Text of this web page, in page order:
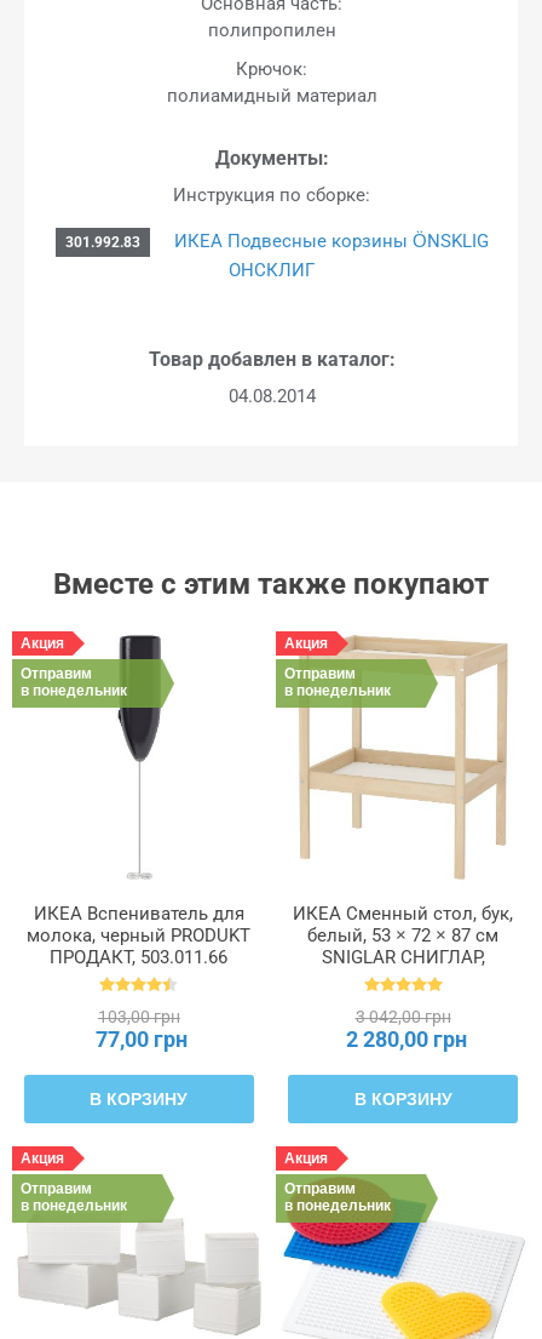
полипропилен
Крючок:
полиамидный материал
Документы:
Инструкция по сборке:
301.992.83
ИКЕА Подвесные корзины ÖNSKLIG
ОНСКЛИГ
Товар добавлен в каталог:
04.08.2014
Вместе с этим также покупают
Акция
Отправим
в понедельник
ИКЕА Вспениватель для
молока, черный PRODUKT
ПРОДАКТ, 503.011.66
103,00 грн
77,00 грн
В КОРЗИНУ
Акция
Отправим
в понедельник
ИКЕА Сменный стол, бук,
белый, 53 × 72 × 87 см
SNIGLAR СНИГЛАР,
200.452.05
3 042,00 грн
2 280,00 грн
В КОРЗИНУ
Акция
Отправим
в понедельник
Акция
Отправим
в понедельник